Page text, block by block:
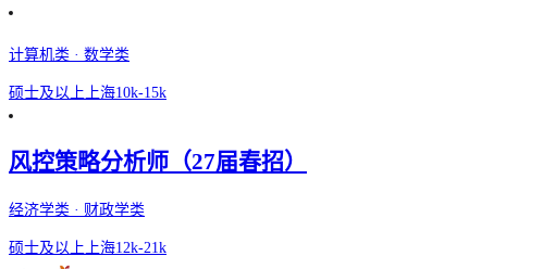
计算机类 · 数学类
硕士及以上 上海10k-15k
风控策略分析师（27届春招）
经济学类 · 财政学类
硕士及以上 上海12k-21k